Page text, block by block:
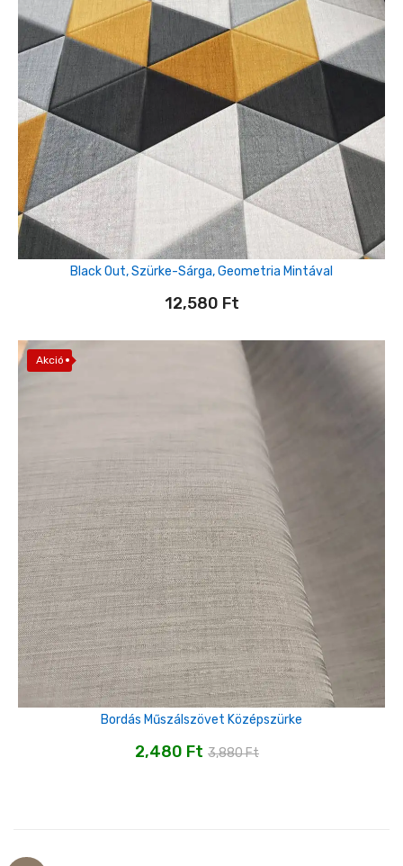
Black Out, Szürke-Sárga, Geometria Mintával
12,580 Ft
Akció
Bordás Műszálszövet Középszürke
3,880Ft
2,480 Ft